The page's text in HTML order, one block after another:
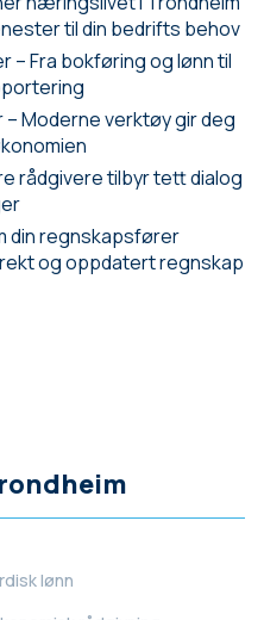
til din bedrifts behov
– Fra bokføring og lønn til
Moderne verktøy gir deg
rådgivere tilbyr tett dialog
din regnskapsfører
og oppdatert regnskap
lønn